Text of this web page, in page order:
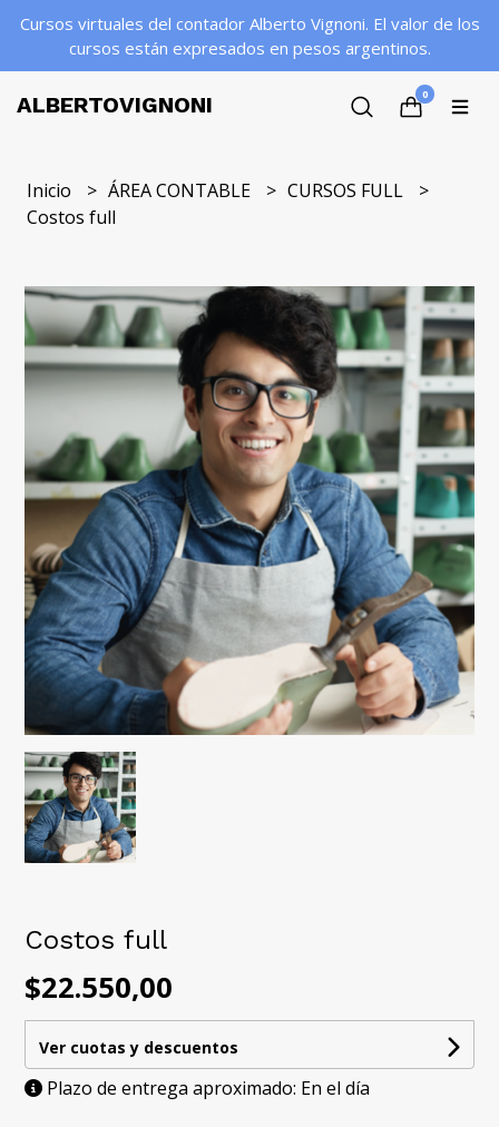
Cursos virtuales del contador Alberto Vignoni. El valor de los
cursos están expresados en pesos argentinos.
ALBERTOVIGNONI 0
Inicio ÁREA CONTABLE
CURSOS FULL
Costos full
Costos full
$22.550,00
Ver cuotas y descuentos
Plazo de entrega aproximado: En el día